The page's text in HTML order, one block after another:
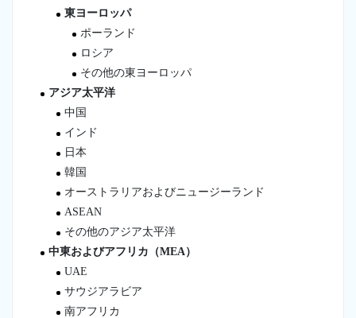
東ヨーロッパ
ポーランド
ロシア
その他の東ヨーロッパ
アジア太平洋
中国
インド
日本
韓国
オーストラリアおよびニュージーランド
ASEAN
その他のアジア太平洋
中東およびアフリカ（MEA）
UAE
サウジアラビア
南アフリカ